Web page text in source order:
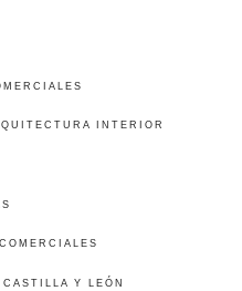
INTERIOR
CASTILLA Y LEÓN